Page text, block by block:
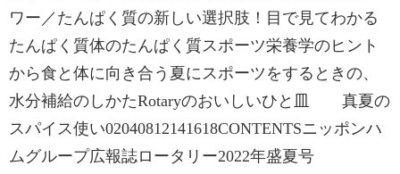
ワー／たんぱく質の新しい選択肢！目で見てわかる
たんぱく質体のたんぱく質スポーツ栄養学のヒント
から食と体に向き合う夏にスポーツをするときの、
水分補給のしかたRotaryのおいしいひと皿 真夏の
スパイス使い02040812141618CONTENTSニッポンハ
ムグループ広報誌ロータリー2022年盛夏号